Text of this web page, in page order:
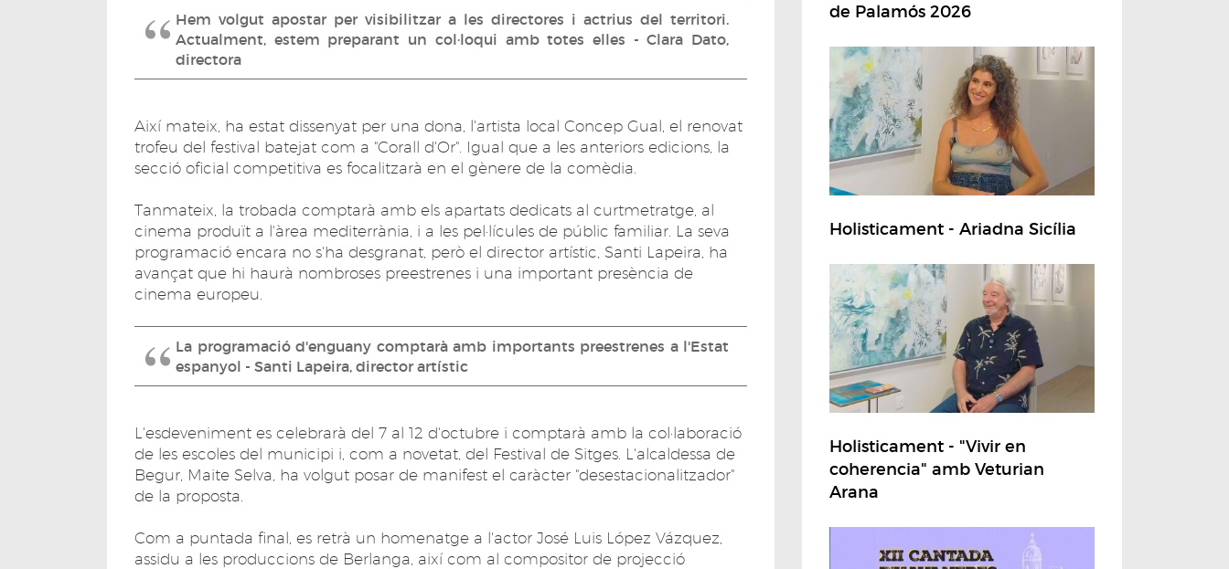
Hem volgut apostar per visibilitzar a les directores i actrius del territori.
Actualment, estem preparant un col·loqui amb totes elles - Clara Dato,
directora
Així mateix, ha estat dissenyat per una dona, l'artista local Concep Gual, el renovat
trofeu del festival batejat com a "Corall d'Or". Igual que a les anteriors edicions, la
secció oficial competitiva es focalitzarà en el gènere de la comèdia.
Tanmateix, la trobada comptarà amb els apartats dedicats al curtmetratge, al
cinema produït a l'àrea mediterrània, i a les pel·lícules de públic familiar. La seva
programació encara no s'ha desgranat, però el director artístic, Santi Lapeira, ha
avançat que hi haurà nombroses preestrenes i una important presència de
cinema europeu.
La programació d'enguany comptarà amb importants preestrenes a l'Estat
espanyol - Santi Lapeira, director artístic
L'esdeveniment es celebrarà del 7 al 12 d'octubre i comptarà amb la col·laboració
de les escoles del municipi i, com a novetat, del Festival de Sitges. L'alcaldessa de
Begur, Maite Selva, ha volgut posar de manifest el caràcter "desestacionalitzador"
de la proposta.
Com a puntada final, es retrà un homenatge a l'actor José Luis López Vázquez,
assidu a les produccions de Berlanga, així com al compositor de projecció
de Palamós 2026
Holisticament - Ariadna Sicília
Holisticament - "Vivir en
coherencia" amb Veturian
Arana